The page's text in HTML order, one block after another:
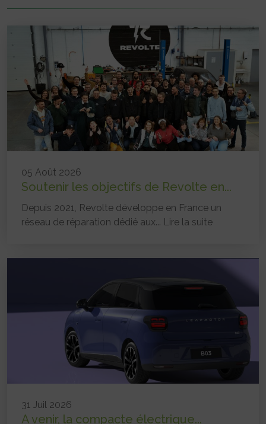
05 Août 2026
Soutenir les objectifs de Revolte en...
Depuis 2021, Revolte développe en France un
réseau de réparation dédié aux... Lire la suite
31 Juil 2026
A venir, la compacte électrique...